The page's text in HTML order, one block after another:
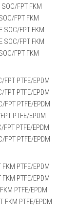
FPT FKM
FPT FKM
SOC/FPT FKM
SOC/FPT FKM
FPT FKM
FPT PTFE/EPDM
FPT PTFE/EPDM
FPT PTFE/EPDM
PTFE/EPDM
FPT PTFE/EPDM
FPT PTFE/EPDM
PTFE/EPDM
PTFE/EPDM
PTFE/EPDM
FKM PTFE/EPDM